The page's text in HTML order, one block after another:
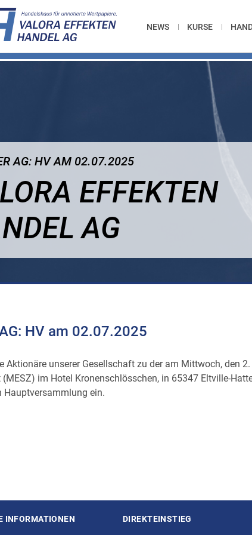
NEWS KURSE
AG: HV AM 02.07.2025
EFFEKTEN
AG
HV am 02.07.2025
Aktionäre unserer Gesellschaft zu der am Mittwoch, den
im Hotel Kronenschlösschen, in 65347 Eltville-
Hauptversammlung ein.
INFORMATIONEN DIREKTEINSTIEG